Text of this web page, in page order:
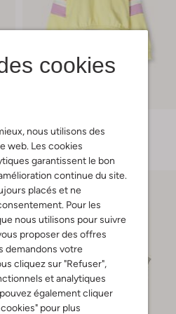
cookies
nous utilisons des
web. Les cookies
garantissent le bon
continue du site.
placés et ne
Pour les
nous utilisons pour suivre
proposer des offres
demandons votre
cliquez sur "Refuser",
et analytiques
également cliquer
pour plus
Chandail
€ 54,99 € 32,99